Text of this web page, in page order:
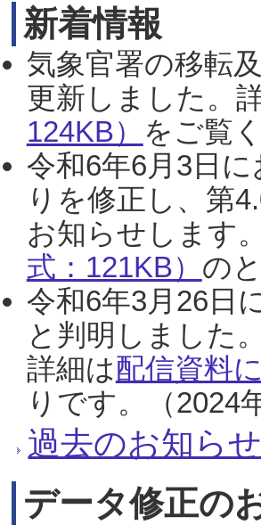
新着情報
気象官署の移転
更新しました。
124KB） をご覧
令和6年6月3日
りを修正し、第
お知らせします
式：121KB） の
令和6年3月26日
と判明しました
詳細は配信資料
りです。（2024
過去のお知らせ
データ修正の